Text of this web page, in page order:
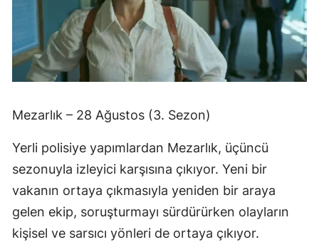
Mezarlık – 28 Ağustos (3. Sezon)
Yerli polisiye yapımlardan Mezarlık, üçüncü
sezonuyla izleyici karşısına çıkıyor. Yeni bir
vakanın ortaya çıkmasıyla yeniden bir araya
gelen ekip, soruşturmayı sürdürürken olayların
kişisel ve sarsıcı yönleri de ortaya çıkıyor.